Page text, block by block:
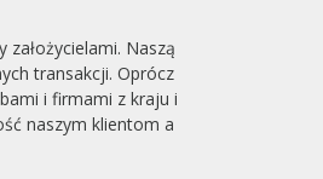
Naszą
transakcji. Oprócz
i firmami z kraju i
naszym klientom a